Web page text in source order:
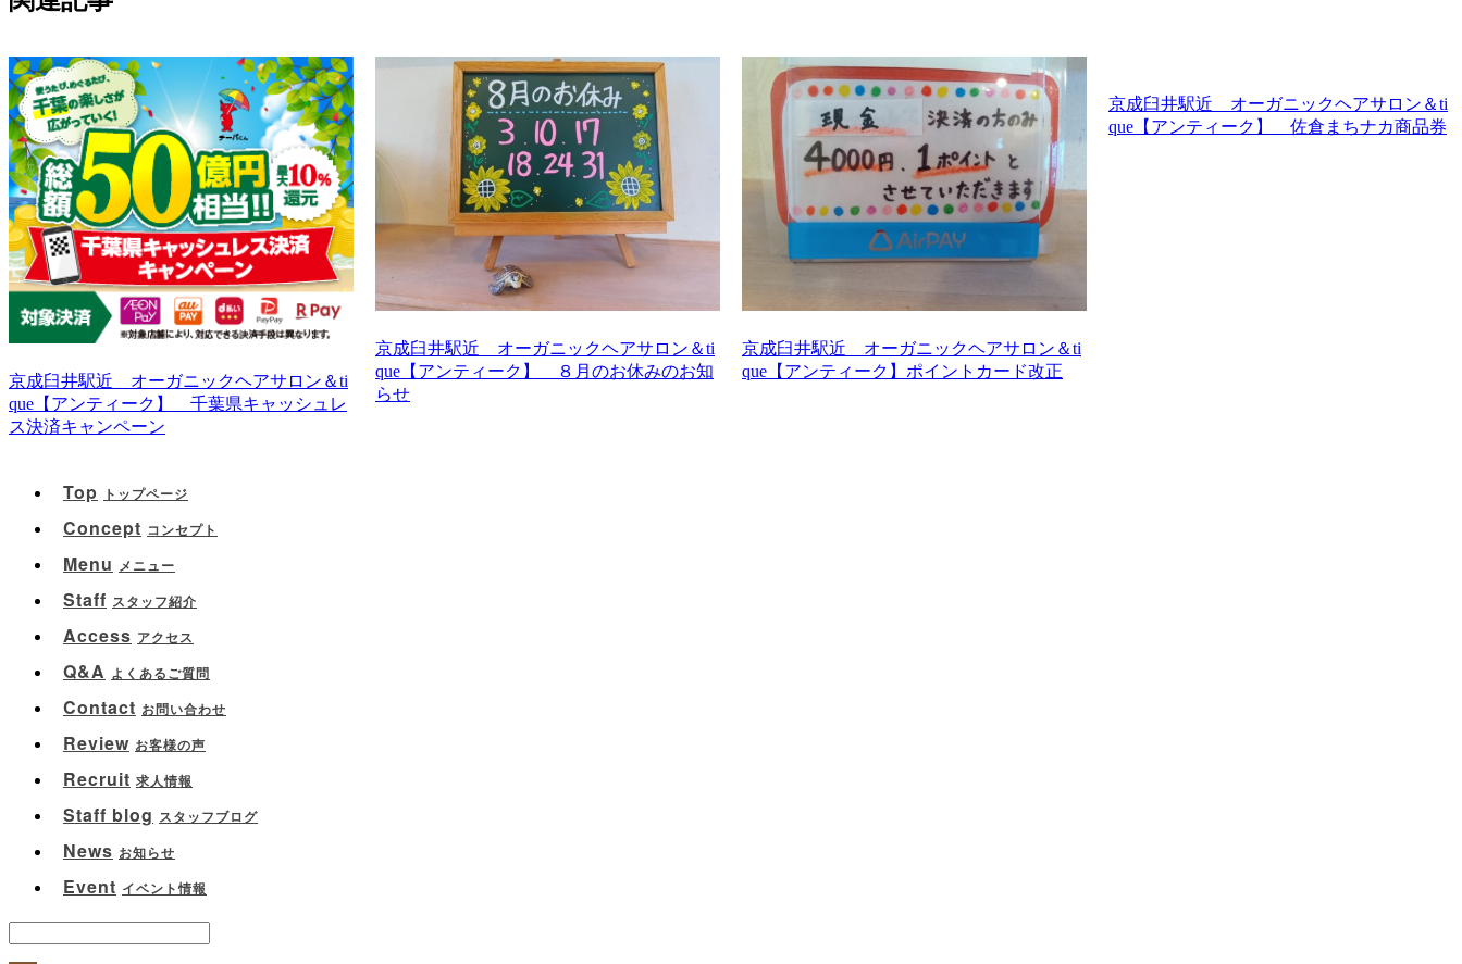
京成臼井駅近 オーガニックヘアサロン＆ti
que【アンティーク】 千葉県キャッシュレ
ス決済キャンペーン
京成臼井駅近 オーガニックヘアサロン＆ti
que【アンティーク】 ８月のお休みのお知
らせ
京成臼井駅近 オーガニックヘアサロン＆ti
que【アンティーク】ポイントカード改正
京成臼井駅近 オーガニックヘアサロン＆ti
que【アンティーク】 佐倉まちナカ商品券
Top トップページ
Concept コンセプト
Menu メニュー
Staff スタッフ紹介
Access アクセス
Q&A よくあるご質問
Contact お問い合わせ
Review お客様の声
Recruit 求人情報
Staff blog スタッフブログ
News お知らせ
Event イベント情報